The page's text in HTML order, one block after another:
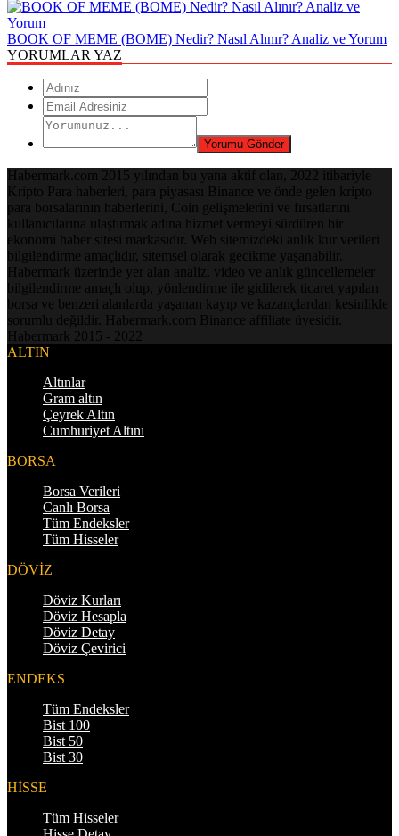
BOOK OF MEME (BOME) Nedir? Nasıl Alınır? Analiz ve Yorum
YORUMLAR YAZ
Habermark.com 2015 yılından bu yana aktif olan, 2022 itibariyle
Kripto Para haberleri, para piyasası Binance ve önde gelen kripto
para borsalarının haberlerini, Coin gelişmelerini ve fırsatlarını
kullanıcılarına ulaştırmak adına hizmet vermeyi sürdüren bir
ekonomi haber sitesi markasıdır. Web sitemizdeki anlık kur verileri
bilgilendirme amaçlıdır, sitemsel olarak gecikme yaşanabilir.
Habermark üzerinde yer alan analiz, video ve anlık güncellemeler
bilgilendirme amaçlı olup, yönlendirme ile gidilerek ticaret yapılan
borsa ve benzeri alanlarda yaşanan kayıp ve kazançlardan kesinlikle
sorumlu değildir. Habermark.com Binance affiliate üyesidir.
Habermark 2015 - 2022
ALTIN
Altınlar
Gram altın
Çeyrek Altın
Cumhuriyet Altını
BORSA
Borsa Verileri
Canlı Borsa
Tüm Endeksler
Tüm Hisseler
DÖVİZ
Döviz Kurları
Döviz Hesapla
Döviz Detay
Döviz Çevirici
ENDEKS
Tüm Endeksler
Bist 100
Bist 50
Bist 30
HİSSE
Tüm Hisseler